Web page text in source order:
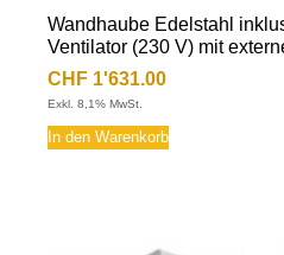
Wandhaube Edelstahl
Ventilator (230 V) mit
Fettauffangrinne, herausnehmbare
Flammschutzfilter Typ-B,
Leuchtstoffröhre,
CHF 1'631.00
Exkl. 8,1% MwSt.
In den Warenkorb